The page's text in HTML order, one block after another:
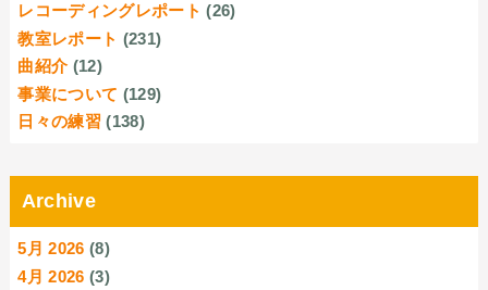
レコーディングレポート (26)
教室レポート (231)
曲紹介 (12)
事業について (129)
日々の練習 (138)
Archive
5月 2026 (8)
4月 2026 (3)